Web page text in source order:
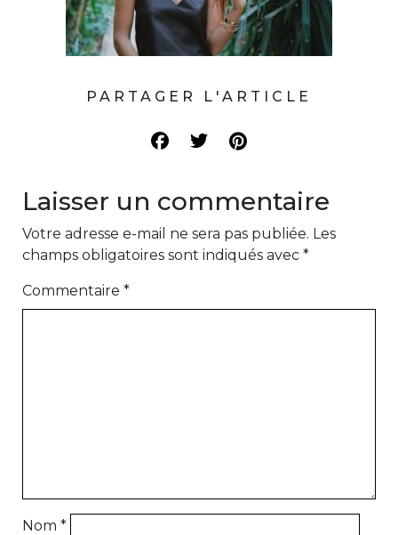
PARTAGER L'ARTICLE
Laisser un commentaire
Votre adresse e-mail ne sera pas publiée. Les
champs obligatoires sont indiqués avec *
Commentaire *
Nom *